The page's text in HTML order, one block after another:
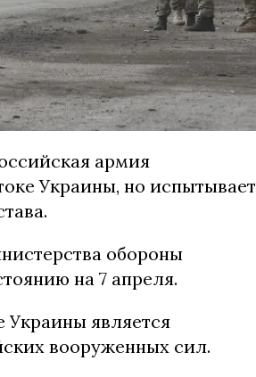
армия
Украины, но испытывает
обороны
на 7 апреля.
Украины является
вооруженных сил.